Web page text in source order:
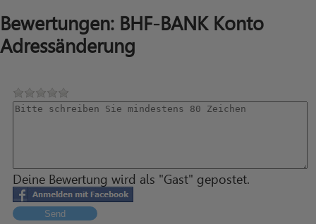
Bewertungen: BHF-BANK Konto
Adressänderung
Deine Bewertung wird als "Gast" gepostet.
Send